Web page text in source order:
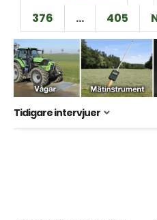
376
… 405
Tidigare intervjuer